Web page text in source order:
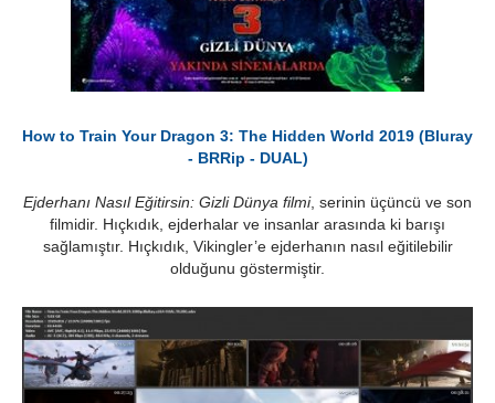
How to Train Your Dragon 3: The Hidden World 2019 (Bluray
- BRRip - DUAL)
Ejderhanı Nasıl Eğitirsin: Gizli Dünya filmi, serinin üçüncü ve son
filmidir. Hıçkıdık, ejderhalar ve insanlar arasında ki barışı
sağlamıştır. Hıçkıdık, Vikingler’e ejderhanın nasıl eğitilebilir
olduğunu göstermiştir.